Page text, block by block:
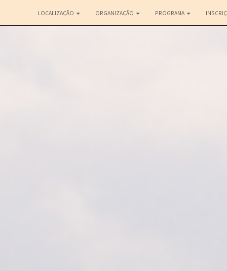
LOCALIZAÇÃO ORGANIZAÇÃO PROGRAMA